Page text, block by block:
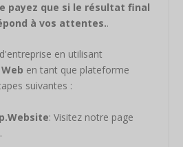
payez que si le résultat final
à vos attentes..
en utilisant
en tant que plateforme
suivantes :
: Visitez notre page
.